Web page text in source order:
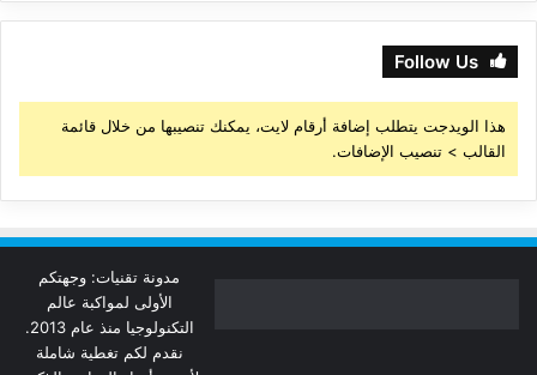
Follow Us
هذا الويدجت يتطلب إضافة أرقام لايت، يمكنك تنصيبها من خلال قائمة
القالب > تنصيب الإضافات.
مدونة تقنيات: وجهتكم
الأولى لمواكبة عالم
التكنولوجيا منذ عام 2013.
نقدم لكم تغطية شاملة